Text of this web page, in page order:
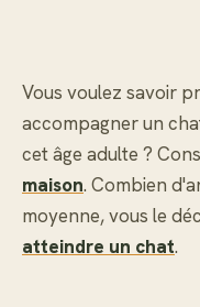
Vous voulez savoir
accompagner un
cet âge adulte ?
maison. Combien
moyenne, vous le
atteindre un chat.